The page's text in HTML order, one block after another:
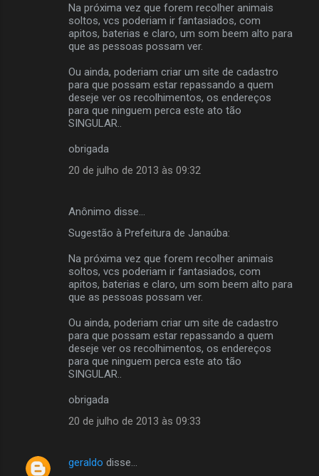
Na próxima vez que forem recolher animais
soltos, vcs poderiam ir fantasiados, com
apitos, baterias e claro, um som beem alto para
que as pessoas possam ver.
Ou ainda, poderiam criar um site de cadastro
para que possam estar repassando a quem
deseje ver os recolhimentos, os endereços
para que ninguem perca este ato tão
SINGULAR..
obrigada
20 de julho de 2013 às 09:32
Anônimo disse…
Sugestão à Prefeitura de Janaúba:
Na próxima vez que forem recolher animais
soltos, vcs poderiam ir fantasiados, com
apitos, baterias e claro, um som beem alto para
que as pessoas possam ver.
Ou ainda, poderiam criar um site de cadastro
para que possam estar repassando a quem
deseje ver os recolhimentos, os endereços
para que ninguem perca este ato tão
SINGULAR..
obrigada
20 de julho de 2013 às 09:33
geraldo disse…